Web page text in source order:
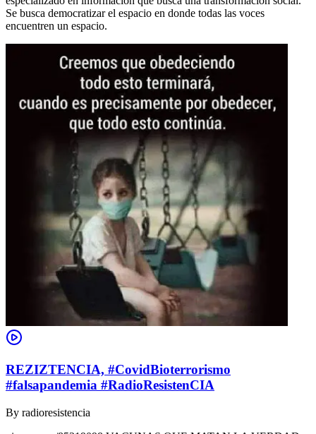
Se busca democratizar el espacio en donde todas las voces
encuentren un espacio.
REZIZTENCIA, #CovidBioterrorismo
#falsapandemia #RadioResistenCIA
By radioresistencia